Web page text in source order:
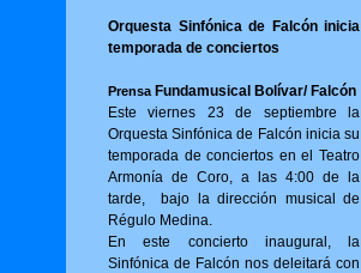
Orquesta Sinfónica de Falcón inicia
temporada de conciertos
PrensaFundamusical Bolívar/ Falcón
Este viernes 23 de septiembre la
Orquesta Sinfónica de Falcón inicia su
temporada de conciertos en el Teatro
Armonía de Coro, a las 4:00 de la
tarde, bajo la dirección musical de
Régulo Medina.
En este concierto inaugural, la
Sinfónica de Falcón nos deleitará con